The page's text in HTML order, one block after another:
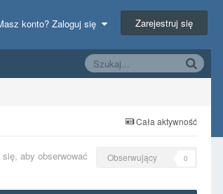
konto? Zaloguj się Zarejestruj się
Cała aktywność
się, aby obserwować Obserwujący 0